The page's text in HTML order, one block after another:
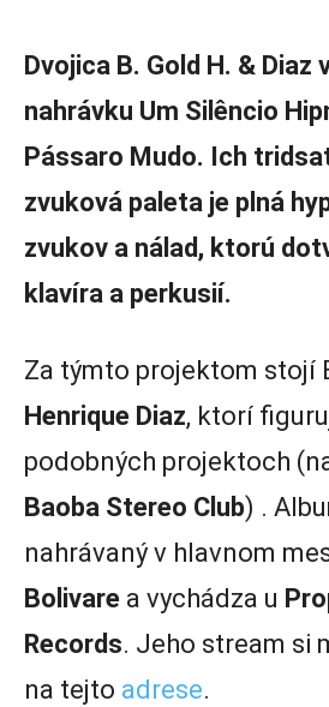
Dvojica B. Gold H. & Diaz
nahrávku Um Silêncio
Pássaro Mudo. Ich
zvuková paleta je plná
zvukov a nálad, ktorú
klavíra a perkusií.
Za týmto projektom stojí
Henrique Diaz, ktorí
podobných projektoch
Baoba Stereo Club) .
nahrávaný v hlavnom
Bolivare a vychádza u
Records. Jeho stream si
na tejto adrese.